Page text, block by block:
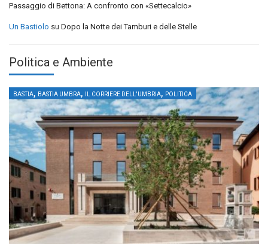
Passaggio di Bettona: A confronto con «Settecalcio»
Un Bastiolo su Dopo la Notte dei Tamburi e delle Stelle
Politica e Ambiente
BASTIA, BASTIA UMBRA, IL CORRIERE DELL'UMBRIA, POLITICA